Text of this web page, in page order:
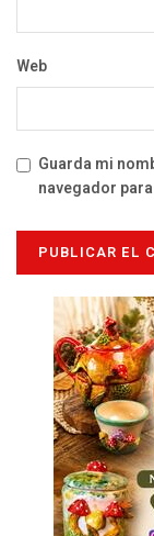
Web
Guarda mi
navegador